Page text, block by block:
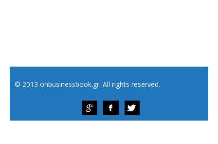
© 2013 onbusinessbook.gr. All rights reserved.